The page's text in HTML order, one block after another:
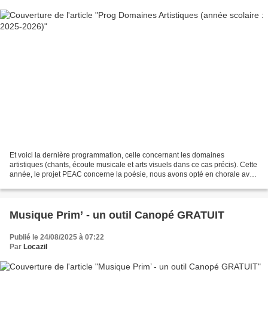
Et voici la dernière programmation, celle concernant les domaines
artistiques (chants, écoute musicale et arts visuels dans ce cas précis). Cette
année, le projet PEAC concerne la poésie, nous avons opté en chorale avec
Musique Prim’ - un outil Canopé GRATUIT
Publié le 24/08/2025 à 07:22
Par Locazil